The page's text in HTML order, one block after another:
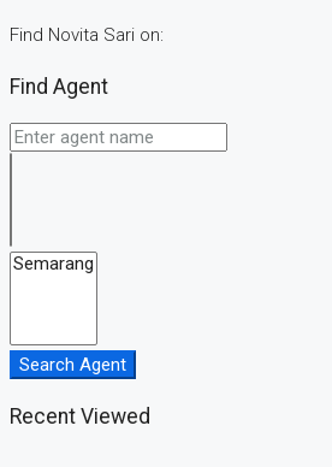
Find Novita Sari on:
Find Agent
Search Agent
Recent Viewed